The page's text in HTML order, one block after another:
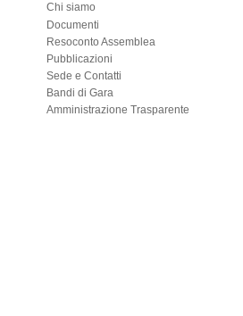
Chi siamo
Documenti
Resoconto Assemblea
Pubblicazioni
Sede e Contatti
Bandi di Gara
Amministrazione Trasparente